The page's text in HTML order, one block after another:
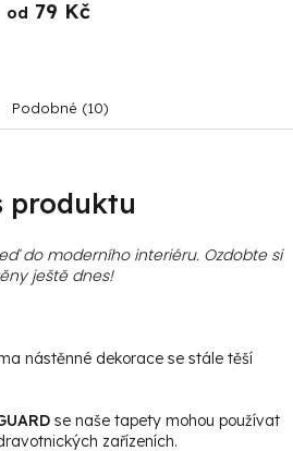
od 79 Kč
Podobné (10)
produktu
do moderního interiéru. Ozdobte si
ještě dnes!
nástěnné dekorace se stále těší
se naše tapety mohou používat
zařízeních.